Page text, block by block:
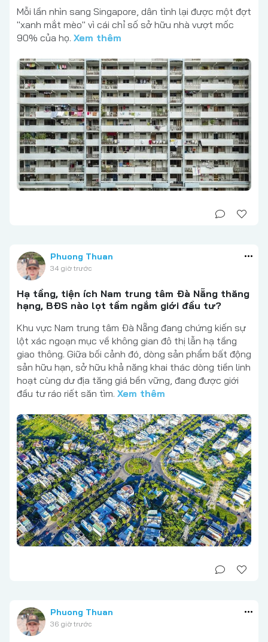
Mỗi lần nhìn sang Singapore, dân tình lại được một đợt
"xanh mắt mèo" vì cái chỉ số sở hữu nhà vượt mốc
90% của họ. Xem thêm
Phuong Thuan
34 giờ trước
Hạ tầng, tiện ích Nam trung tâm Đà Nẵng thăng
hạng, BĐS nào lọt tầm ngắm giới đầu tư?
Khu vực Nam trung tâm Đà Nẵng đang chứng kiến sự
lột xác ngoạn mục về không gian đô thị lẫn hạ tầng
giao thông. Giữa bối cảnh đó, dòng sản phẩm bất động
sản hữu hạn, sở hữu khả năng khai thác dòng tiền linh
hoạt cùng dư địa tăng giá bền vững, đang được giới
đầu tư ráo riết săn tìm. Xem thêm
Phuong Thuan
36 giờ trước